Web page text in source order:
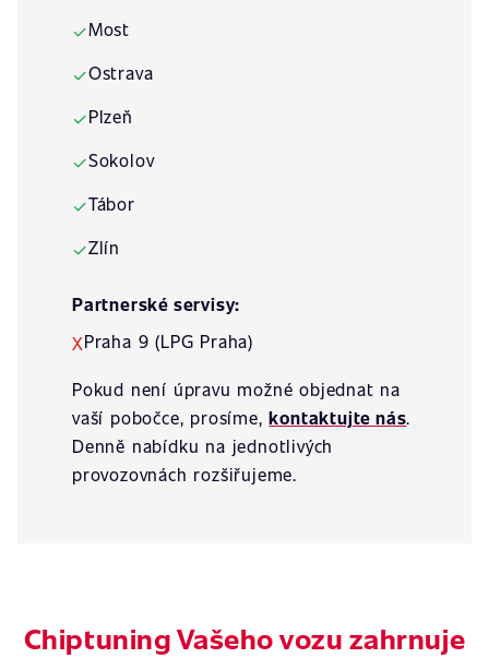
✓Most
✓Ostrava
✓Plzeň
✓Sokolov
✓Tábor
✓Zlín
Partnerské servisy:
XPraha 9 (LPG Praha)
Pokud není úpravu možné objednat na
vaší pobočce, prosíme,kontaktujte nás.
Denně nabídku na jednotlivých
provozovnách rozšiřujeme.
Chiptuning Vašeho vozu zahrnuje